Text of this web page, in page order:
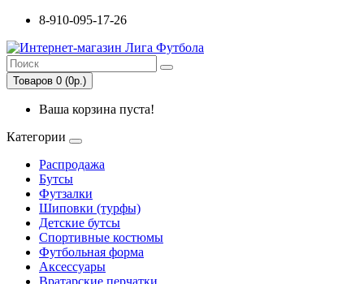
8-910-095-17-26
Товаров 0 (0р.)
Ваша корзина пуста!
Категории
Распродажа
Бутсы
Футзалки
Шиповки (турфы)
Детские бутсы
Спортивные костюмы
Футбольная форма
Аксессуары
Вратарские перчатки